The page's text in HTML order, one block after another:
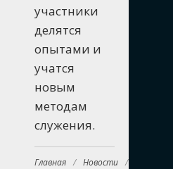
участники
делятся
опытами и
учатся
новым
методам
служения.
Главная / Новости /